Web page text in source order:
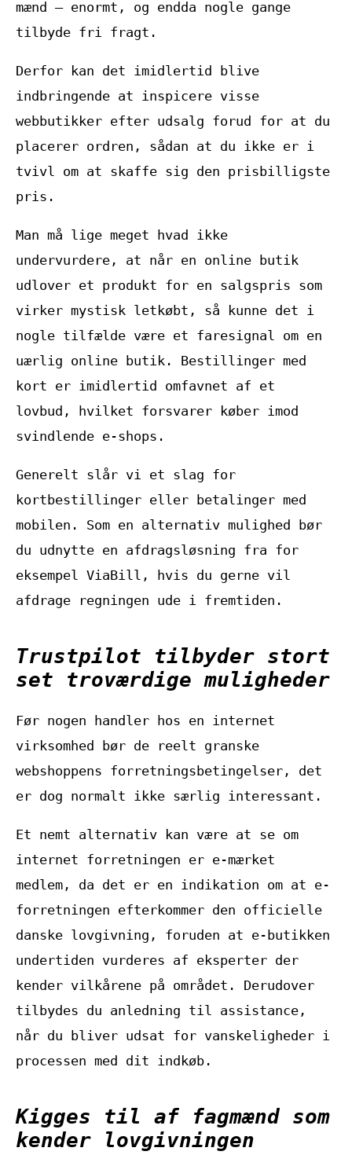
mænd – enormt, og endda nogle gange
tilbyde fri fragt.
Derfor kan det imidlertid blive
indbringende at inspicere visse
webbutikker efter udsalg forud for at du
placerer ordren, sådan at du ikke er i
tvivl om at skaffe sig den prisbilligste
pris.
Man må lige meget hvad ikke
undervurdere, at når en online butik
udlover et produkt for en salgspris som
virker mystisk letkøbt, så kunne det i
nogle tilfælde være et faresignal om en
uærlig online butik. Bestillinger med
kort er imidlertid omfavnet af et
lovbud, hvilket forsvarer køber imod
svindlende e-shops.
Generelt slår vi et slag for
kortbestillinger eller betalinger med
mobilen. Som en alternativ mulighed bør
du udnytte en afdragsløsning fra for
eksempel ViaBill, hvis du gerne vil
afdrage regningen ude i fremtiden.
Trustpilot tilbyder stort
set troværdige muligheder
Før nogen handler hos en internet
virksomhed bør de reelt granske
webshoppens forretningsbetingelser, det
er dog normalt ikke særlig interessant.
Et nemt alternativ kan være at se om
internet forretningen er e-mærket
medlem, da det er en indikation om at e-
forretningen efterkommer den officielle
danske lovgivning, foruden at e-butikken
undertiden vurderes af eksperter der
kender vilkårene på området. Derudover
tilbydes du anledning til assistance,
når du bliver udsat for vanskeligheder i
processen med dit indkøb.
Kigges til af fagmænd som
kender lovgivningen